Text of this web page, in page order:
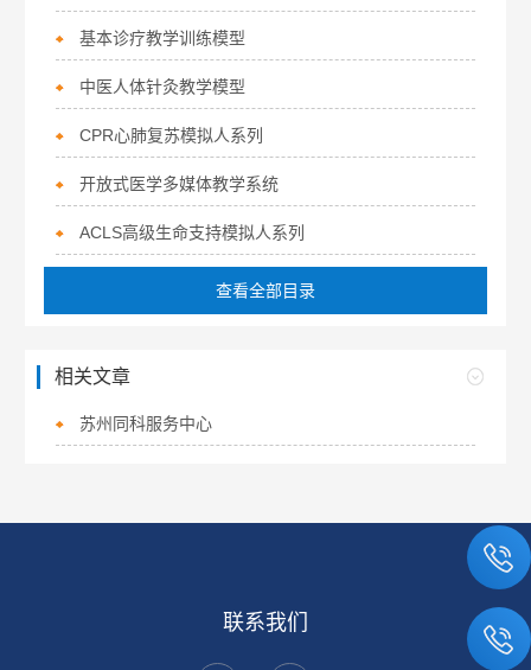
基本诊疗教学训练模型
中医人体针灸教学模型
CPR心肺复苏模拟人系列
开放式医学多媒体教学系统
ACLS高级生命支持模拟人系列
查看全部目录
相关文章
苏州同科服务中心
联系我们